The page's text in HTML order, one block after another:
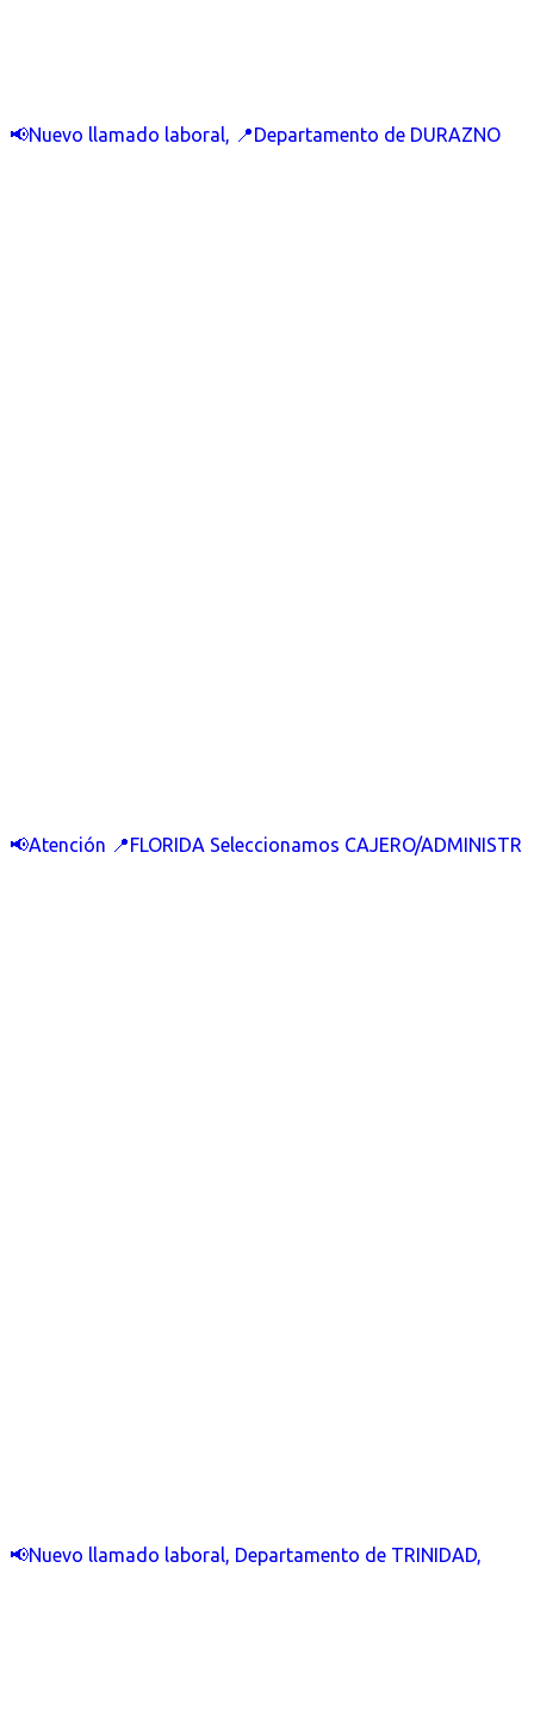
📢Nuevo llamado laboral, 📍Departamento de DURAZNO
📢Atención 📍FLORIDA Seleccionamos CAJERO/ADMINISTR
📢Nuevo llamado laboral, Departamento de TRINIDAD,